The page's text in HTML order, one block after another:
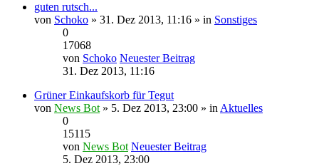
guten rutsch...
von Schoko » 31. Dez 2013, 11:16 » in Sonstiges
0
17068
von Schoko Neuester Beitrag
31. Dez 2013, 11:16
Grüner Einkaufskorb für Tegut
von News Bot » 5. Dez 2013, 23:00 » in Aktuelles
0
15115
von News Bot Neuester Beitrag
5. Dez 2013, 23:00